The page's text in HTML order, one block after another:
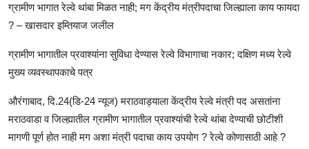
सामाजिक
ग्रामीण भागात रेल्वे थांबा मिळत नाही; मग केंद्रीय मंत्रीपदाचा जिल्ह्याला काय फायदा
? – खासदार इम्तियाज जलील
ग्रामीण भागातील प्रवाश्यांना सुविधा देण्यास रेल्वे विभागाचा नकार; दक्षिण मध्य रेल्वे
मुख्य व्यवस्थापकाचे पत्र
औरंगाबाद, दि.24(डि-24 न्यूज) मराठवाड्याला केंद्रीय रेल्वे मंत्री पद असतांना
मराठवाडा व जिल्ह्यातील ग्रामीण भागातील प्रवाश्यांची रेल्वे थांबा देण्याची छोटीशी
मागणी पूर्ण होत नाही मग अशा मंत्री पदाचा काय उपयोग ? रेल्वे कोणासाठी आहे ?